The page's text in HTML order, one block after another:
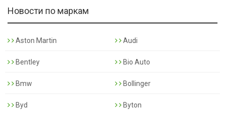
Новости по маркам
Aston Martin Audi
Bentley Bio Auto
Bmw Bollinger
Byd Byton